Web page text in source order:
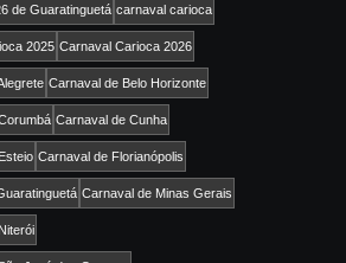
de Guaratinguetá carnaval carioca
2025 Carnaval Carioca 2026
Carnaval de Belo Horizonte
Carnaval de Cunha
Carnaval de Florianópolis
Carnaval de Minas Gerais